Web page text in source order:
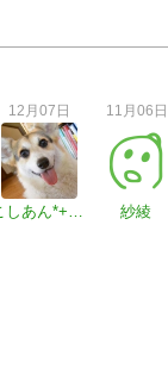
12月07日
こしあん*+.゜
11月06日
紗綾